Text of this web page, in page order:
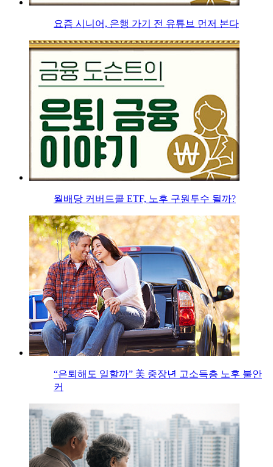
요즘 시니어, 은행 가기 전 유튜브 먼저 본다
월배당 커버드콜 ETF, 노후 구원투수 될까?
“은퇴해도 일할까” 美 중장년 고소득층 노후 불안
커